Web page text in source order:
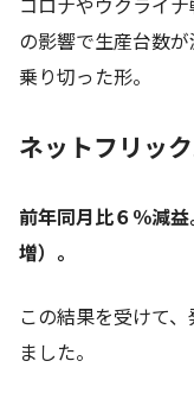
の影響で生産台数
乗り切った形。
ネットフリッ
前年同月比６％減
増）。
この結果を受けて
ました。